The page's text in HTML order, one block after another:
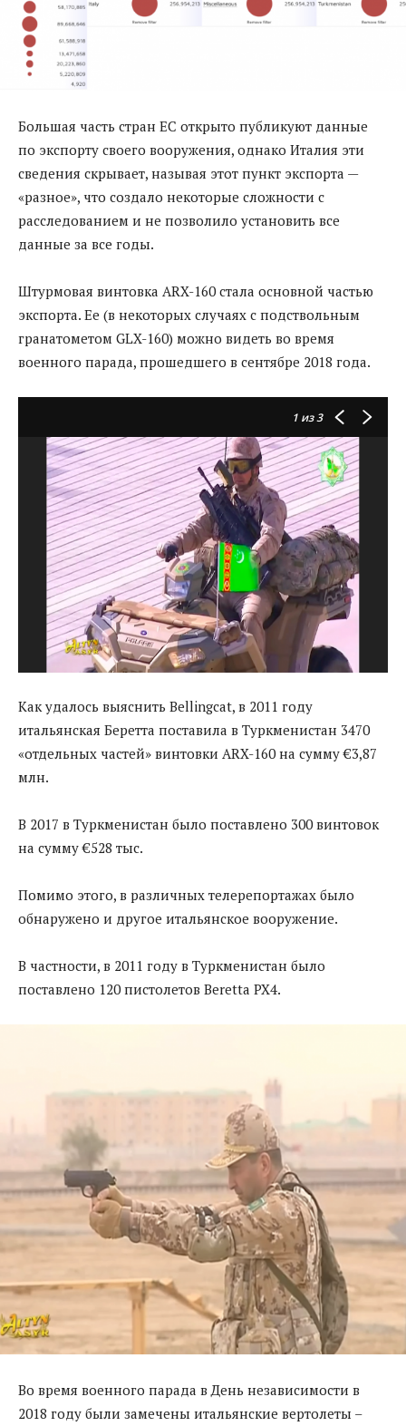
Большая часть стран ЕС открыто публикуют данные
по экспорту своего вооружения, однако Италия эти
сведения скрывает, называя этот пункт экспорта —
«разное», что создало некоторые сложности с
расследованием и не позволило установить все
данные за все годы.
Штурмовая винтовка ARX-160 стала основной частью
экспорта. Ее (в некоторых случаях с подствольным
гранатометом GLX-160) можно видеть во время
военного парада, прошедшего в сентябре 2018 года.
1 из 3
Как удалось выяснить Bellingcat, в 2011 году
итальянская Беретта поставила в Туркменистан 3470
«отдельных частей» винтовки ARX-160 на сумму €3,87
млн.
В 2017 в Туркменистан было поставлено 300 винтовок
на сумму €528 тыс.
Помимо этого, в различных телерепортажах было
обнаружено и другое итальянское вооружение.
В частности, в 2011 году в Туркменистан было
поставлено 120 пистолетов Beretta PX4.
Во время военного парада в День независимости в
2018 году были замечены итальянские вертолеты –